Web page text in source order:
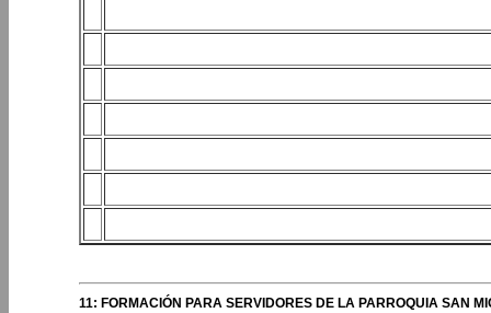
11: FORMACIÓN PARA SERVIDORES DE LA PARROQUIA SAN